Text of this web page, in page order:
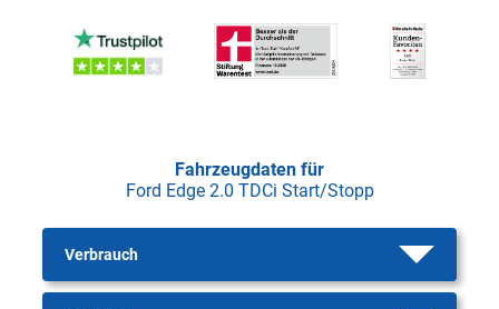
Fahrzeugdaten für
Ford Edge 2.0 TDCi Start/Stopp
Verbrauch